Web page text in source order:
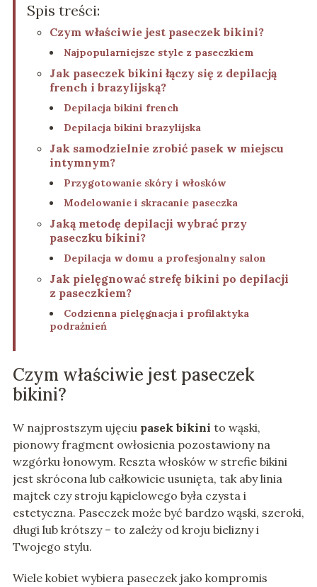
Spis treści:
Czym właściwie jest paseczek bikini?
Najpopularniejsze style z paseczkiem
Jak paseczek bikini łączy się z depilacją
french i brazylijską?
Depilacja bikini french
Depilacja bikini brazylijska
Jak samodzielnie zrobić pasek w miejscu
intymnym?
Przygotowanie skóry i włosków
Modelowanie i skracanie paseczka
Jaką metodę depilacji wybrać przy
paseczku bikini?
Depilacja w domu a profesjonalny salon
Jak pielęgnować strefę bikini po depilacji
z paseczkiem?
Codzienna pielęgnacja i profilaktyka
podrażnień
Czym właściwie jest paseczek
bikini?
W najprostszym ujęciu pasek bikini to wąski,
pionowy fragment owłosienia pozostawiony na
wzgórku łonowym. Reszta włosków w strefie bikini
jest skrócona lub całkowicie usunięta, tak aby linia
majtek czy stroju kąpielowego była czysta i
estetyczna. Paseczek może być bardzo wąski, szeroki,
długi lub krótszy – to zależy od kroju bielizny i
Twojego stylu.
Wiele kobiet wybiera paseczek jako kompromis